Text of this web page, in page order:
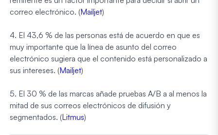
correo electrónico. (Mailjet)
4. El 43,6 % de las personas está de acuerdo en que es
muy importante que la línea de asunto del correo
electrónico sugiera que el contenido está personalizado a
sus intereses. (Mailjet)
5. El 30 % de las marcas añade pruebas A/B a al menos la
mitad de sus correos electrónicos de difusión y
segmentados. (Litmus)